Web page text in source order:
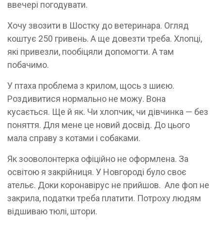
ввечері погодувати.
Хочу звозити в Шостку до ветеринара. Огляд
коштує 250 гривень. А ще довезти треба. Хлопці,
які привезли, пообіцяли допомогти. А там
побачимо.
У птаха проблема з крилом, щось з шиєю.
Роздивитися нормально не можу. Вона
кусається. Ще й як. Чи хлопчик, чи дівчинка — без
поняття. Для мене це новий досвід. До цього
мала справу з котами і собаками.
Як зооволонтерка офіційно не оформлена. За
освітою я закрійниця. У Новгороді було своє
ательє. Доки коронавірус не прийшов. Але фоп не
закрила, податки треба платити. Потроху людям
відшиваю тюлі, штори.